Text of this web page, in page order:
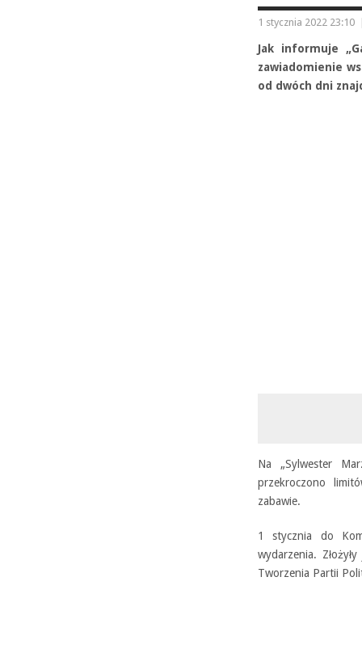
1 stycznia 2022 23:10
Jak informuje
zawiadomienie
od dwóch dni
Na „Sylwester
przekroczono
zabawie.
1 stycznia do
wydarzenia.
Tworzenia Partii